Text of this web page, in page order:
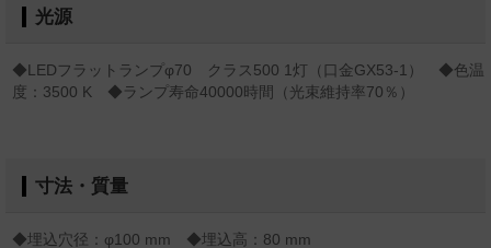
光源
◆LEDフラットランプφ70 クラス500 1灯（口金GX53-1） ◆色温
度：3500 K ◆ランプ寿命40000時間（光束維持率70％）
寸法・質量
◆埋込穴径：φ100 mm ◆埋込高：80 mm